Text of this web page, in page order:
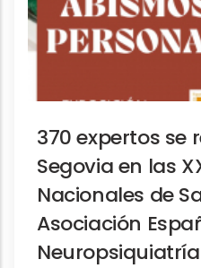
370 expertos se
Segovia en las
Nacionales de
Asociación
Neuropsiquiatría